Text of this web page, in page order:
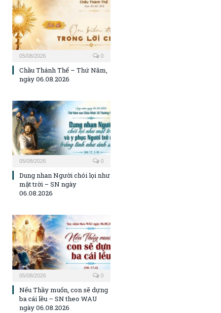
05/08/2026 0
Chầu Thánh Thể – Thứ Năm,
ngày 06.08.2026
05/08/2026 0
Dung nhan Người chói lọi như
mặt trời – SN ngày
06.08.2026
05/08/2026 0
Nếu Thầy muốn, con sẽ dựng
ba cái lều – SN theo WAU
ngày 06.08.2026